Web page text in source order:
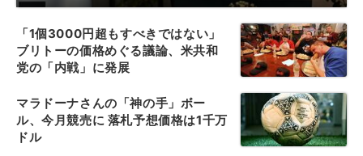
「1個3000円超もすべきではない」
ブリトーの価格めぐる議論、米共和
党の「内戦」に発展
マラドーナさんの「神の手」ボー
ル、今月競売に 落札予想価格は1千万
ドル